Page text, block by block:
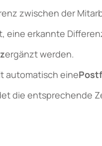
zwischen der
eine erkannte
ergänzt werden.
automatisch eine
die entsprechende